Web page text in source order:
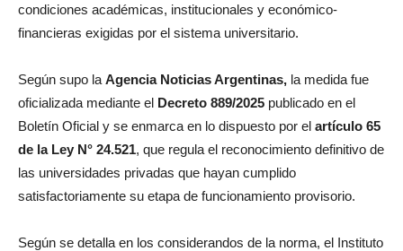
condiciones académicas, institucionales y económico-
financieras exigidas por el sistema universitario.
Según supo la Agencia Noticias Argentinas, la medida fue
oficializada mediante el Decreto 889/2025 publicado en el
Boletín Oficial y se enmarca en lo dispuesto por el artículo 65
de la Ley N° 24.521, que regula el reconocimiento definitivo de
las universidades privadas que hayan cumplido
satisfactoriamente su etapa de funcionamiento provisorio.
Según se detalla en los considerandos de la norma, el Instituto